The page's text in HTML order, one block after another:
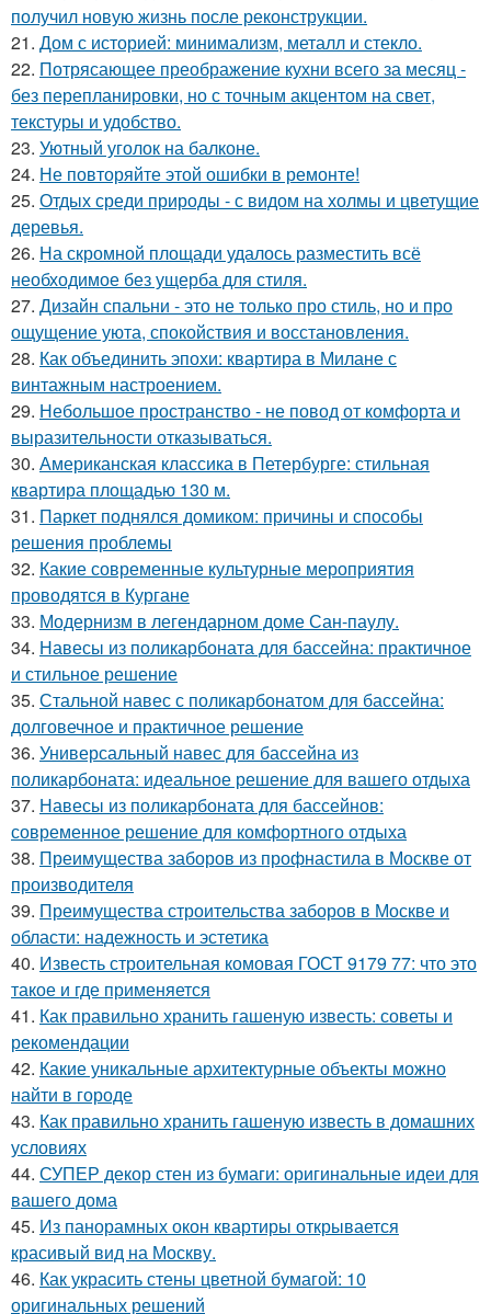
получил новую жизнь после реконструкции.
21. Дом с историей: минимализм, металл и стекло.
22. Потрясающее преображение кухни всего за месяц -
без перепланировки, но с точным акцентом на свет,
текстуры и удобство.
23. Уютный уголок на балконе.
24. Не повторяйте этой ошибки в ремонте!
25. Отдых среди природы - с видом на холмы и цветущие
деревья.
26. На скромной площади удалось разместить всё
необходимое без ущерба для стиля.
27. Дизайн спальни - это не только про стиль, но и про
ощущение уюта, спокойствия и восстановления.
28. Как объединить эпохи: квартира в Милане с
винтажным настроением.
29. Небольшое пространство - не повод от комфорта и
выразительности отказываться.
30. Американская классика в Петербурге: стильная
квартира площадью 130 м.
31. Паркет поднялся домиком: причины и способы
решения проблемы
32. Какие современные культурные мероприятия
проводятся в Кургане
33. Модернизм в легендарном доме Сан-паулу.
34. Навесы из поликарбоната для бассейна: практичное
и стильное решение
35. Стальной навес с поликарбонатом для бассейна:
долговечное и практичное решение
36. Универсальный навес для бассейна из
поликарбоната: идеальное решение для вашего отдыха
37. Навесы из поликарбоната для бассейнов:
современное решение для комфортного отдыха
38. Преимущества заборов из профнастила в Москве от
производителя
39. Преимущества строительства заборов в Москве и
области: надежность и эстетика
40. Известь строительная комовая ГОСТ 9179 77: что это
такое и где применяется
41. Как правильно хранить гашеную известь: советы и
рекомендации
42. Какие уникальные архитектурные объекты можно
найти в городе
43. Как правильно хранить гашеную известь в домашних
условиях
44. СУПЕР декор стен из бумаги: оригинальные идеи для
вашего дома
45. Из панорамных окон квартиры открывается
красивый вид на Москву.
46. Как украсить стены цветной бумагой: 10
оригинальных решений